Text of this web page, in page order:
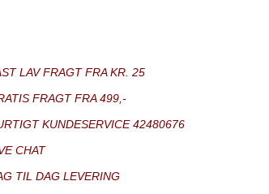
LAV FRAGT FRA KR. 25
FRAGT FRA 499,-
KUNDESERVICE 42480676
CHAT
TIL DAG LEVERING